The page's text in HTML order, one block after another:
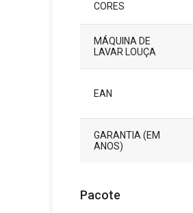
CORES
MÁQUINA DE
LAVAR LOUÇA
EAN
GARANTIA (EM
ANOS)
Pacote